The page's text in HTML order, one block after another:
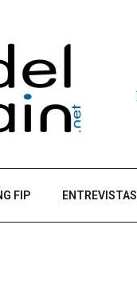
FIP ENTREVISTAS